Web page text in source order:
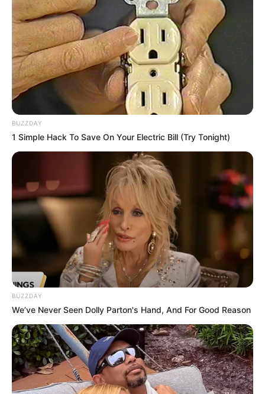
BUZZDAY
1 Simple Hack To Save On Your Electric Bill (Try Tonight)
BUZZDAY
We’ve Never Seen Dolly Parton's Hand, And For Good Reason